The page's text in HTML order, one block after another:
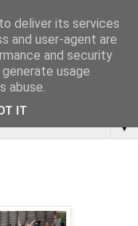
▼
deliver its services
and user-agent are
and security
usage
abuse.
IT